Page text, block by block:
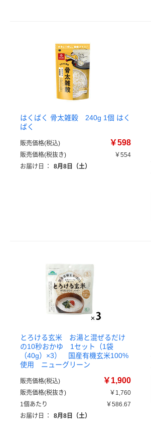
はくばく 骨太雑穀 240g 1個 はく
ばく
販売価格(税込) ￥598
販売価格(税抜き)
￥554
お届け日
： 8月8日（土）
とろける玄米 お湯と混ぜるだけ
の10秒おかゆ 1セット（1袋
（40g）×3） 国産有機玄米100%
使用 ニューグリーン
販売価格(税込) ￥1,900
販売価格(税抜き)
￥1,760
1個あたり
￥586.67
お届け日
： 8月8日（土）